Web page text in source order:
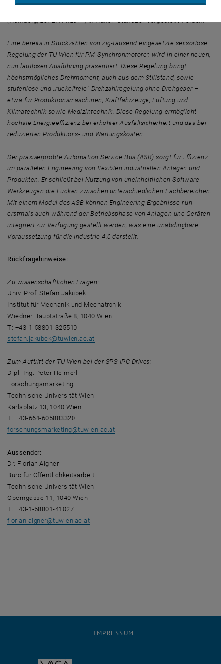
(Nürnberg, 25.-27.11.2014) in Halle1-Stand251 vorgestellt werden:
Eine bereits in Stückzahlen von zig-tausend eingesetzte sensorlose
Regelung der TU Wien für PM-Synchronmotoren wird in einer neuen,
nun lautlosen Ausführung präsentiert. Diese Regelung bringt
höchstmögliches Drehmoment, auch aus dem Stillstand, sowie
stufenlose und „ruckelfreie“ Drehzahlregelung ohne Drehgeber –
etwa für Produktionsmaschinen, Kraftfahrzeuge, Lüftung und
Klimatechnik sowie Medizintechnik. Diese Regelung ermöglicht
höchste Energieeffizienz bei erhöhter Ausfallsicherheit und das bei
reduzierten Produktions- und Wartungskosten.
Der praxiserprobte Automation Service Bus (ASB) sorgt für Effizienz
im parallelen Engineering von flexiblen industriellen Anlagen und
Produkten. Er schließt bei Nutzung von uneinheitlichen Software-
Werkzeugen die Lücken zwischen unterschiedlichen Fachbereichen.
Mit einem Modul des ASB können Engineering-Ergebnisse nun
erstmals auch während der Betriebsphase von Anlagen und Geräten
integriert zur Verfügung gestellt werden, was eine unabdingbare
Voraussetzung für die Industrie 4.0 darstellt.
Rückfragehinweise:
Zu wissenschaftlichen Fragen:
Univ. Prof. Stefan Jakubek
Institut für Mechanik und Mechatronik
Wiedner Hauptstraße 8, 1040 Wien
T: +43-1-58801-325510
stefan.jakubek@tuwien.ac.at
Zum Auftritt der TU Wien bei der SPS IPC Drives:
Dipl.-Ing. Peter Heimerl
Forschungsmarketing
Technische Universität Wien
Karlsplatz 13, 1040 Wien
T: +43-664-605883320
forschungsmarketing@tuwien.ac.at
Aussender:
Dr. Florian Aigner
Büro für Öffentlichkeitsarbeit
Technische Universität Wien
Operngasse 11, 1040 Wien
T: +43-1-58801-41027
florian.aigner@tuwien.ac.at
IMPRESSUM